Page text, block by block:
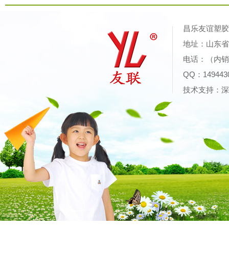
昌乐友谊
地址：山东
电话：（内
QQ：
技术支持：